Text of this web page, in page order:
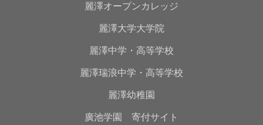
麗澤オープンカレッジ
麗澤大学大学院
麗澤中学・高等学校
麗澤瑞浪中学・高等学校
麗澤幼稚園
廣池学園 寄付サイト